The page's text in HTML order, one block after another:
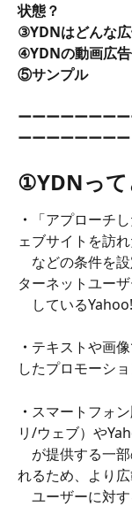
状態？
③YDNはどんな
④YDNの動画広
⑤サンプル
ーーーーーーー
ーーーーーーーー
①YDNって
・
「アプローチ
ェブサイトを訪れ
などの条件を
ターネットユー
している
・ テキストや画
したプロモーシ
・ スマートフォ
リ/ウェブ）や
が提供する一部
れるため、より
ユーザーに対